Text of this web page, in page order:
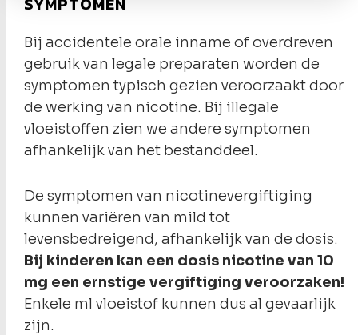
Bij accidentele orale inname of overdreven
gebruik van legale preparaten worden de
symptomen typisch gezien veroorzaakt door
de werking van nicotine. Bij illegale
vloeistoffen zien we andere symptomen
afhankelijk van het bestanddeel.
De symptomen van nicotinevergiftiging
kunnen variëren van mild tot
levensbedreigend, afhankelijk van de dosis.
Bij kinderen kan een dosis nicotine van 10
mg een ernstige vergiftiging veroorzaken!
Enkele ml vloeistof kunnen dus al gevaarlijk
zijn.